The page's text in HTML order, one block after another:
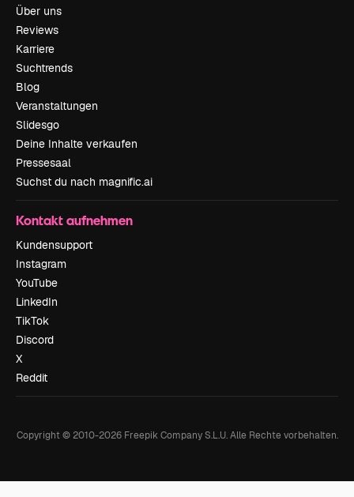
Über uns
Reviews
Karriere
Suchtrends
Blog
Veranstaltungen
Slidesgo
Deine Inhalte verkaufen
Pressesaal
Suchst du nach magnific.ai
Kontakt aufnehmen
Kundensupport
Instagram
YouTube
LinkedIn
TikTok
Discord
X
Reddit
Copyright © 2010-2026Freepik Company S.L.U. Alle Rechte vorbehalten.